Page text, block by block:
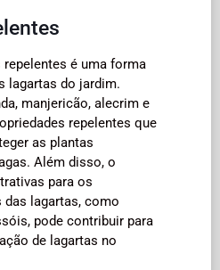
é uma forma
lagartas do jardim.
manjericão, alecrim e
repelentes que
as plantas
Além disso, o
para os
das lagartas, como
pode contribuir para
de lagartas no